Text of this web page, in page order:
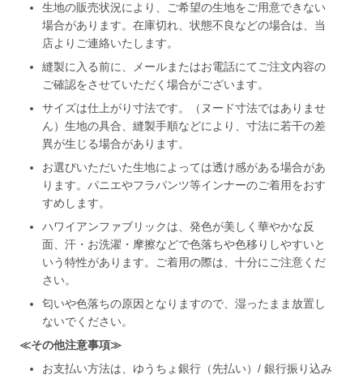
生地の販売状況により、ご希望の生地をご用意できない
場合があります。在庫切れ、状態不良などの場合は、当
店よりご連絡いたします。
縫製に入る前に、メールまたはお電話にてご注文内容の
ご確認をさせていただく場合がございます。
サイズは仕上がり寸法です。（ヌード寸法ではありませ
ん）生地の具合、縫製手順などにより、寸法に若干の差
異が生じる場合があります。
お選びいただいた生地によっては透け感がある場合があ
ります。パニエやフラパンツ等インナーのご着用をおす
すめします。
ハワイアンファブリックは、発色が美しく華やかな反
面、汗・お洗濯・摩擦などで色落ちや色移りしやすいと
いう特性があります。ご着用の際は、十分にご注意くだ
さい。
匂いや色落ちの原因となりますので、湿ったまま放置し
ないでください。
≪その他注意事項≫
お支払い方法は、ゆうちょ銀行（先払い）/ 銀行振り込み